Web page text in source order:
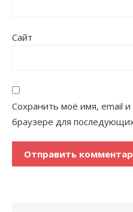
Сайт
Сохранить моё имя, email и
браузере для